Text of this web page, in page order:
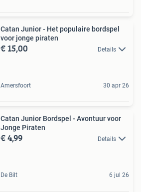
Catan Junior - Het populaire bordspel
voor jonge piraten
€ 15,00 Details
Amersfoort 30 apr 26
Catan Junior Bordspel - Avontuur voor
Jonge Piraten
€ 4,99 Details
De Bilt 6 jul 26